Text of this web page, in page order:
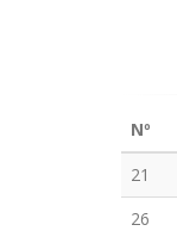
Nº
21
26